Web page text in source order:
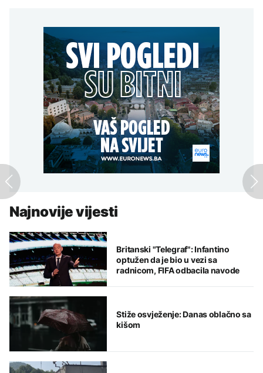
Najnovije vijesti
Britanski "Telegraf": Infantino
optužen da je bio u vezi sa
radnicom, FIFA odbacila navode
Stiže osvježenje: Danas oblačno sa
kišom